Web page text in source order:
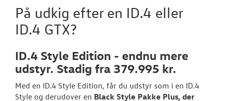
Byg din
Elektrisk
På udkig efter en ID.4 eller
ID.4 GTX?
ID.4 Style Edition - endnu mere
udstyr. Stadig fra 379.995 kr.
Med en ID.4 Style Edition, får du udstyr som i en ID.4
Style og derudover en Black Style Pakke Plus, der